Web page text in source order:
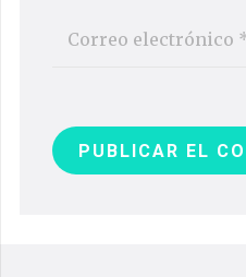
PUBLICAR EL